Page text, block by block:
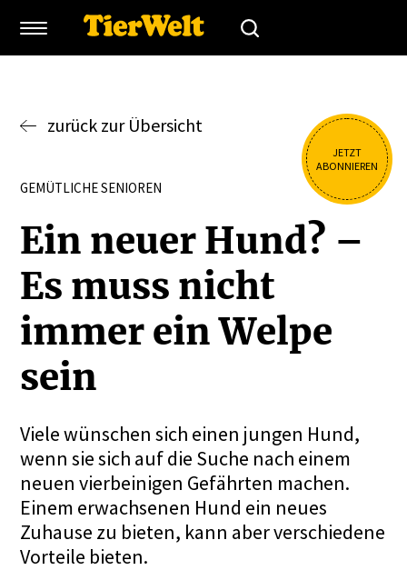
JETZT
ABONNIEREN
zurück zur Übersicht
GEMÜTLICHE SENIOREN
Ein neuer Hund? –
Es muss nicht
immer ein Welpe
sein
Viele wünschen sich einen jungen Hund,
wenn sie sich auf die Suche nach einem
neuen vierbeinigen Gefährten machen.
Einem erwachsenen Hund ein neues
Zuhause zu bieten, kann aber verschiedene
Vorteile bieten.